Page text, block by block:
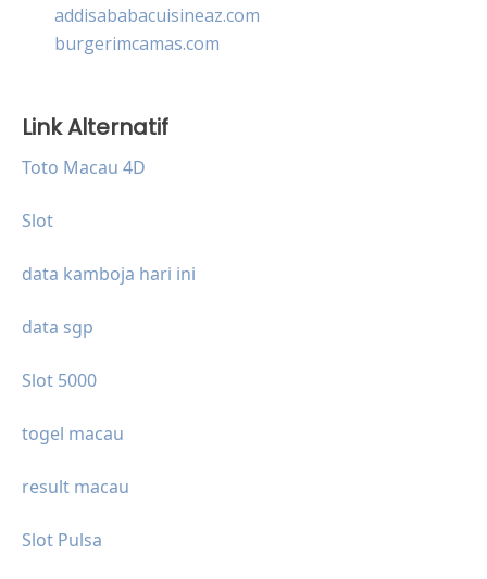
addisababacuisineaz.com
burgerimcamas.com
Link Alternatif
Toto Macau 4D
Slot
data kamboja hari ini
data sgp
Slot 5000
togel macau
result macau
Slot Pulsa